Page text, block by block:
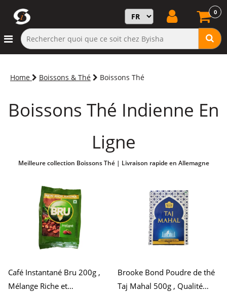
0
Home Boissons & Thé Boissons Thé
Boissons Thé Indienne En
Ligne
Meilleure collection Boissons Thé | Livraison rapide en Allemagne
Café Instantané Bru 200g ,
Mélange Riche et
Brooke Bond Poudre de thé
Taj Mahal 500g , Qualité